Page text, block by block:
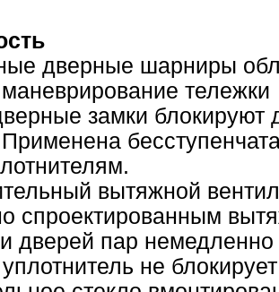
дверные шарниры
тележки
замки блокируют
вытяжной
спроектированным
дверей пар
не